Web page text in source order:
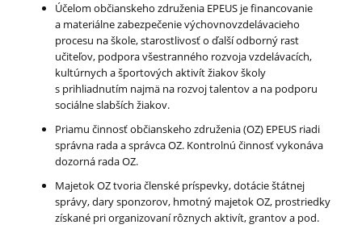
Účelom občianskeho združenia EPEUS je financovanie
a materiálne zabezpečenie výchovnovzdelávacieho
procesu na škole, starostlivosť o ďalší odborný rast
učiteľov, podpora všestranného rozvoja vzdelávacích,
kultúrnych a športových aktivít žiakov školy
s prihliadnutím najmä na rozvoj talentov a na podporu
sociálne slabších žiakov.
Priamu činnosť občianskeho združenia (OZ) EPEUS riadi
správna rada a správca OZ. Kontrolnú činnosť vykonáva
dozorná rada OZ.
Majetok OZ tvoria členské príspevky, dotácie štátnej
správy, dary sponzorov, hmotný majetok OZ, prostriedky
získané pri organizovaní rôznych aktivít, grantov a pod.